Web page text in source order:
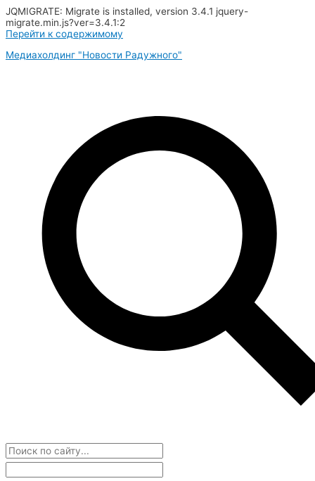
JQMIGRATE: Migrate is installed, version 3.4.1 jquery-
migrate.min.js?ver=3.4.1:2
Перейти к содержимому
Медиахолдинг "Новости Радужного"